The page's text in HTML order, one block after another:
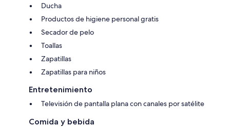
Ducha
Productos de higiene personal gratis
Secador de pelo
Toallas
Zapatillas
Zapatillas para niños
Entretenimiento
Televisión de pantalla plana con canales por satélite
Comida y bebida